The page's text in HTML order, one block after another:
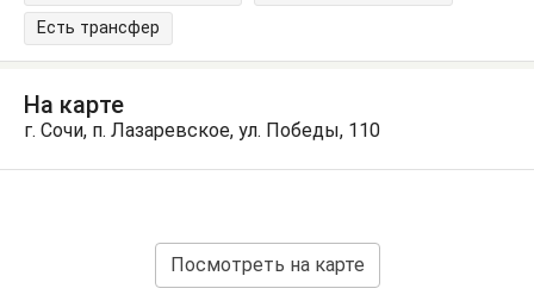
Есть трансфер
На карте
г. Сочи, п. Лазаревское, ул. Победы, 110
Посмотреть на карте